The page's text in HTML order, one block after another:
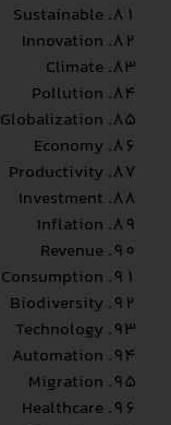
Sustainable
Innovation
Climate
Pollution
Globalization
Economy
Productivity
Investment
Inflation
Revenue
Consumption
Biodiversity
Technology
Automation
Migration
Healthcare